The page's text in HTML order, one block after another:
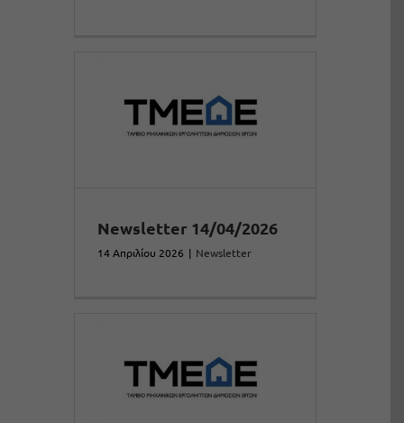
Newsletter 14/04/2026
14 Απριλίου 2026 | Newsletter